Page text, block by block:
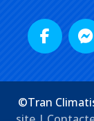
©Tran